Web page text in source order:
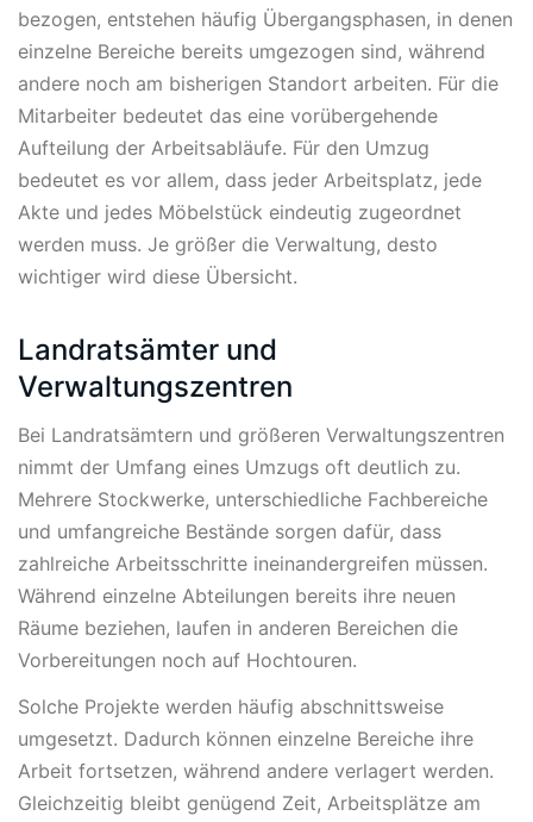
bezogen, entstehen häufig Übergangsphasen, in denen
einzelne Bereiche bereits umgezogen sind, während
andere noch am bisherigen Standort arbeiten. Für die
Mitarbeiter bedeutet das eine vorübergehende
Aufteilung der Arbeitsabläufe. Für den Umzug
bedeutet es vor allem, dass jeder Arbeitsplatz, jede
Akte und jedes Möbelstück eindeutig zugeordnet
werden muss. Je größer die Verwaltung, desto
wichtiger wird diese Übersicht.
Landratsämter und
Verwaltungszentren
Bei Landratsämtern und größeren Verwaltungszentren
nimmt der Umfang eines Umzugs oft deutlich zu.
Mehrere Stockwerke, unterschiedliche Fachbereiche
und umfangreiche Bestände sorgen dafür, dass
zahlreiche Arbeitsschritte ineinandergreifen müssen.
Während einzelne Abteilungen bereits ihre neuen
Räume beziehen, laufen in anderen Bereichen die
Vorbereitungen noch auf Hochtouren.
Solche Projekte werden häufig abschnittsweise
umgesetzt. Dadurch können einzelne Bereiche ihre
Arbeit fortsetzen, während andere verlagert werden.
Gleichzeitig bleibt genügend Zeit, Arbeitsplätze am